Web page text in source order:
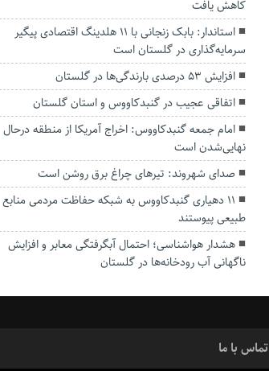
کاهش یافت
استاندار: بابک زنجانی با ۱۱ هلدینگ اقتصادی پیگیر
سرمایه‌گذاری در گلستان است
افزایش ۵۳ درصدی بارندگی‌ها در گلستان
اتفاقی عجیب در‌ گنبدکاووس و استان گلستان
امام جمعه گنبدکاووس: اخراج آمریکا از منطقه درحال
نهایی‌شدن است
صدای شهروند: تیرهای چراغ برق روشن است
۱۱ دهیاری گنبدکاووس به شبکه حفاظت مردمی منابع
طبیعی پیوستند
هشدار هواشناسی؛ احتمال آبگرفتگی معابر و افزایش
ناگهانی آب رودخانه‌ها در گلستان
تماس با ما